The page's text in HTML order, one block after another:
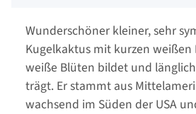
Wunderschöner kleiner, sehr
Kugelkaktus mit kurzen weißen
weiße Blüten bildet und
trägt. Er stammt aus
wachsend im Süden der USA